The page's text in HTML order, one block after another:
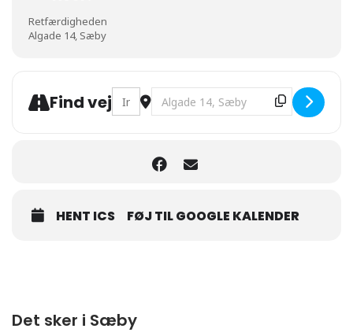
Retfærdigheden
Algade 14, Sæby
Find vej Address - De tyske flygtninge i Sæby
Destination Address - De tyske
HENT ICS FØJ TIL GOOGLE KALENDER
Det sker i Sæby